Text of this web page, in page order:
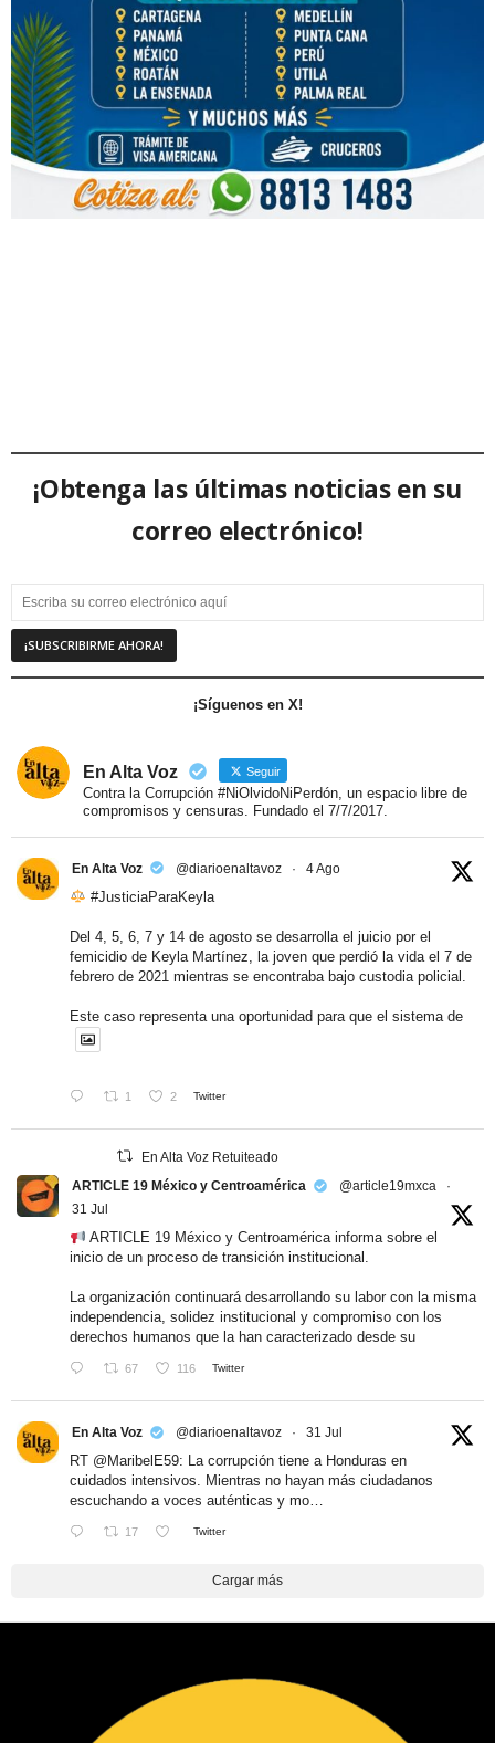
¡Obtenga las últimas noticias en su
correo electrónico!
¡Síguenos en X!
En Alta Voz Seguir
Contra la Corrupción #NiOlvidoNiPerdón, un espacio libre de
compromisos y censuras. Fundado el 7/7/2017.
En Alta Voz @diarioenaltavoz · 4 Ago
#JusticiaParaKeyla
Del 4, 5, 6, 7 y 14 de agosto se desarrolla el juicio por el
femicidio de Keyla Martínez, la joven que perdió la vida el 7 de
febrero de 2021 mientras se encontraba bajo custodia policial.
Este caso representa una oportunidad para que el sistema de
1 2 Twitter
En Alta Voz Retuiteado
ARTICLE 19 México y Centroamérica
@article19mxca
·
31 Jul
ARTICLE 19 México y Centroamérica informa sobre el
inicio de un proceso de transición institucional.
La organización continuará desarrollando su labor con la misma
independencia, solidez institucional y compromiso con los
derechos humanos que la han caracterizado desde su
67 116 Twitter
En Alta Voz @diarioenaltavoz · 31 Jul
RT @MaribelE59: La corrupción tiene a Honduras en
cuidados intensivos. Mientras no hayan más ciudadanos
escuchando a voces auténticas y mo…
17 Twitter
Cargar más